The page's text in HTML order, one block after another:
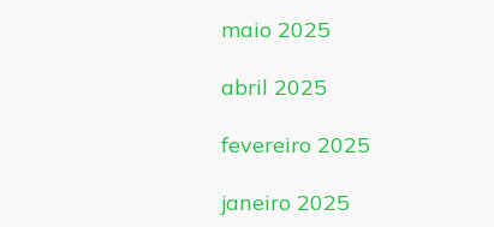
maio 2025
abril 2025
fevereiro 2025
janeiro 2025